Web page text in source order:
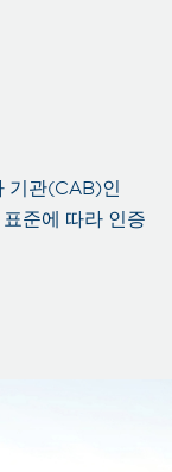
기관(CAB)인
준에 따라 인증